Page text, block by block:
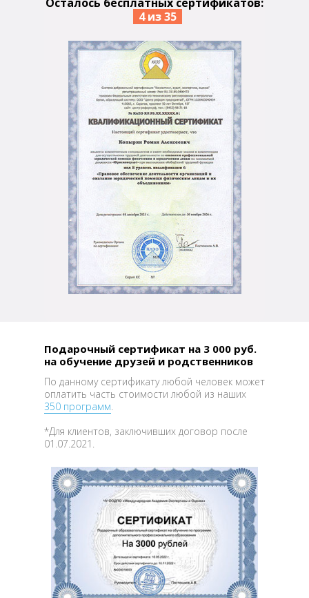
4 из 35
Подарочный сертификат на 3 000 руб.
на обучение друзей и родственников
По данному сертификату любой человек может
оплатить часть стоимости любой из наших
350 программ.
*Для клиентов, заключивших договор после
01.07.2021.